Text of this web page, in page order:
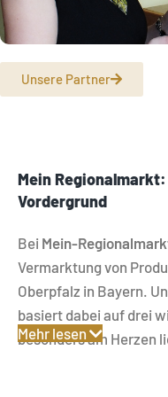
Unsere Partner
Mein
Vordergrund
Bei Mein-
Vermarktung von
Oberpfalz in Bayern.
basiert dabei auf drei
besonders am Herzen
Mehr lesen